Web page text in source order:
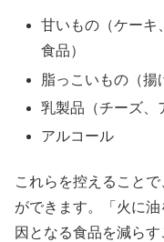
甘いもの（ケーキ
食品）
脂っこいもの（揚
乳製品（チーズ、
アルコール
これらを控えること
ができます。「火に
因となる食品を減らす